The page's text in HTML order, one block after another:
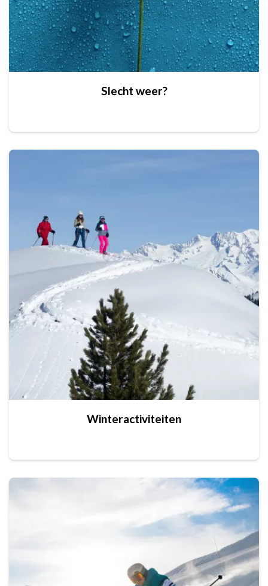
Slecht weer?
Winteractiviteiten